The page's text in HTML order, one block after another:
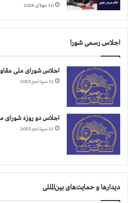
10 جولای 2026
اجلاس رسمی شورا
اجلاس شورای ملی
11 سپتامبر 2025
اجلاس دو روزه شورای
11 سپتامبر 2025
دیدارها و حمایت‌های بین‌المللی